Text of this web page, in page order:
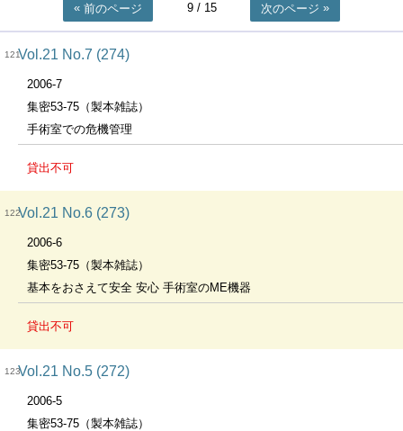
前のページ 9/ 15 次のページ
121Vol.21 No.7 (274)
2006-7
集密53-75（製本雑誌）
手術室での危機管理
貸出不可
122Vol.21 No.6 (273)
2006-6
集密53-75（製本雑誌）
基本をおさえて安全 安心 手術室のME機器
貸出不可
123Vol.21 No.5 (272)
2006-5
集密53-75（製本雑誌）